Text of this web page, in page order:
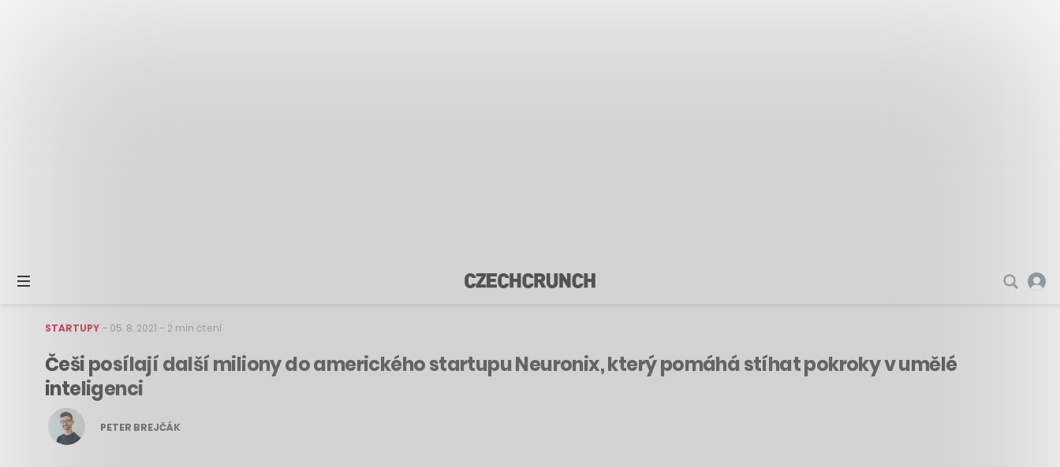
STARTUPY– 05. 8. 2021 – 2 min čtení
Češi posílají další miliony do amerického startupu Neuronix, který pomáhá stíhat pokroky v umělé
inteligenci
PETER BREJČÁK